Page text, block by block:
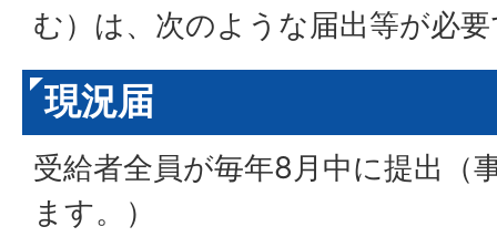
む）は、次のような届出等が必
現況届
受給者全員が毎年8月中に提出（
ます。）